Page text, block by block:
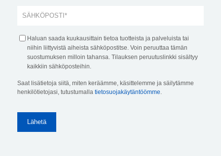
Haluan saada kuukausittain tietoa tuotteista ja palveluista tai
niihin liittyvistä aiheista sähköpostitse. Voin peruuttaa tämän
suostumuksen milloin tahansa. Tilauksen peruutuslinkki sisältyy
kaikkiin sähköposteihin.
Saat lisätietoja siitä, miten keräämme, käsittelemme ja säilytämme
henkilötietojasi, tutustumalla tietosuojakäytäntöömme.